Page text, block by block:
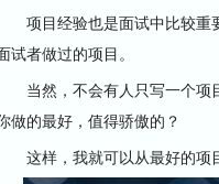
项目经验也是面试中比较重
试者做过的项目。
当然，不会有人只写一个项
做的最好，值得骄傲的？
这样，我就可以从最好的项